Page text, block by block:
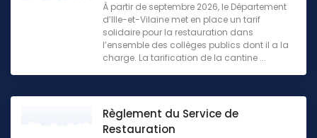
À partir de septembre 2026, le Département
d’Ille-et-Vilaine met en place un tarif
solidaire pour la restauration dans
l’ensemble des collèges publics dont il a la
charge. La tarification de la cantine ...
Règlement du Service de
Restauration